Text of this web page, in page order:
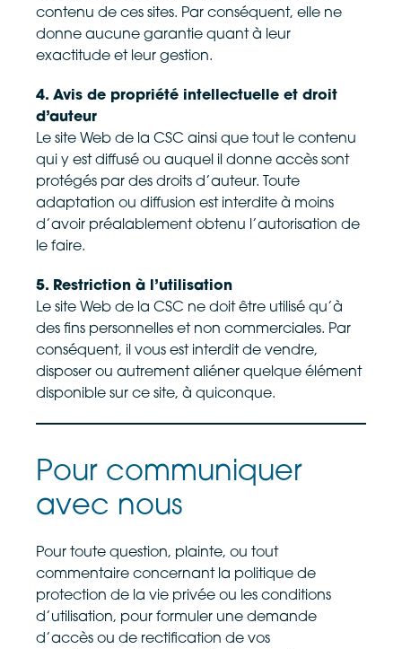
contenu de ces sites. Par conséquent, elle ne
donne aucune garantie quant à leur
exactitude et leur gestion.
4. Avis de propriété intellectuelle et droit
d’auteur
Le site Web de la CSC ainsi que tout le contenu
qui y est diffusé ou auquel il donne accès sont
protégés par des droits d’auteur. Toute
adaptation ou diffusion est interdite à moins
d’avoir préalablement obtenu l’autorisation de
le faire.
5. Restriction à l’utilisation
Le site Web de la CSC ne doit être utilisé qu’à
des fins personnelles et non commerciales. Par
conséquent, il vous est interdit de vendre,
disposer ou autrement aliéner quelque élément
disponible sur ce site, à quiconque.
Pour communiquer
avec nous
Pour toute question, plainte, ou tout
commentaire concernant la politique de
protection de la vie privée ou les conditions
d’utilisation, pour formuler une demande
d’accès ou de rectification de vos